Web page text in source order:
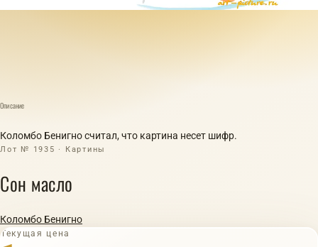
Описание
Коломбо Бенигно считал, что картина несет шифр.
Лот № 1935 · Картины
Сон масло
Коломбо Бенигно
Текущая цена